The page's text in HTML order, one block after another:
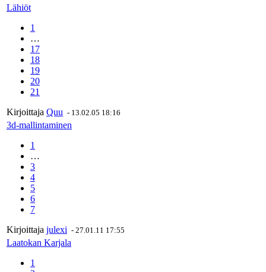
Lähiöt
1
…
17
18
19
20
21
Kirjoittaja Quu - 13.02.05 18:16
3d-mallintaminen
1
…
3
4
5
6
7
Kirjoittaja julexi - 27.01.11 17:55
Laatokan Karjala
1